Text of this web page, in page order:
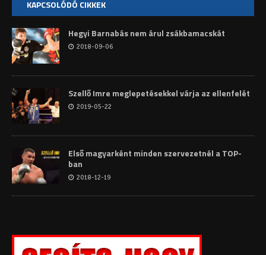
KAPCSOLÓDÓ CIKKEK
Hegyi Barnabás nem árul zsákbamacskát
2018-09-06
Szellő Imre meglepetésekkel várja az ellenfelét
2019-05-22
Első magyarként minden szervezetnél a TOP-
ban
2018-12-19